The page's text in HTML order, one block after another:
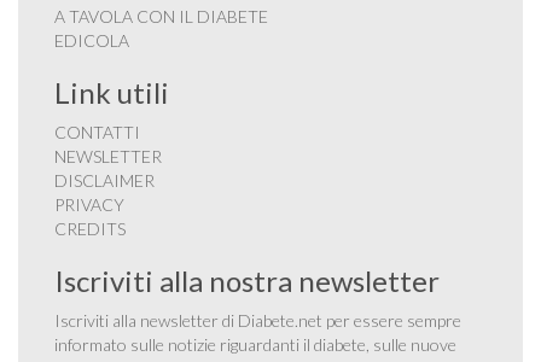
A TAVOLA CON IL DIABETE
EDICOLA
Link utili
CONTATTI
NEWSLETTER
DISCLAIMER
PRIVACY
CREDITS
Iscriviti alla nostra newsletter
Iscriviti alla newsletter di Diabete.net per essere sempre
informato sulle notizie riguardanti il diabete, sulle nuove